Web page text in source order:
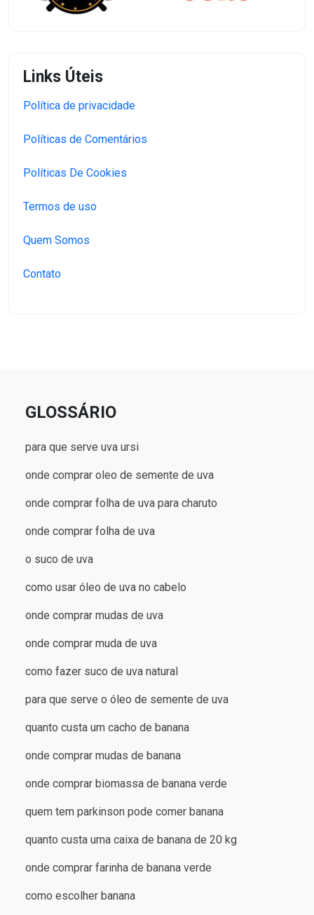
Links Úteis
Política de privacidade
Políticas de Comentários
Políticas De Cookies
Termos de uso
Quem Somos
Contato
GLOSSÁRIO
para que serve uva ursi
onde comprar oleo de semente de uva
onde comprar folha de uva para charuto
onde comprar folha de uva
o suco de uva
como usar óleo de uva no cabelo
onde comprar mudas de uva
onde comprar muda de uva
como fazer suco de uva natural
para que serve o óleo de semente de uva
quanto custa um cacho de banana
onde comprar mudas de banana
onde comprar biomassa de banana verde
quem tem parkinson pode comer banana
quanto custa uma caixa de banana de 20 kg
onde comprar farinha de banana verde
como escolher banana